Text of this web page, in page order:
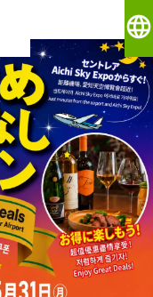
language